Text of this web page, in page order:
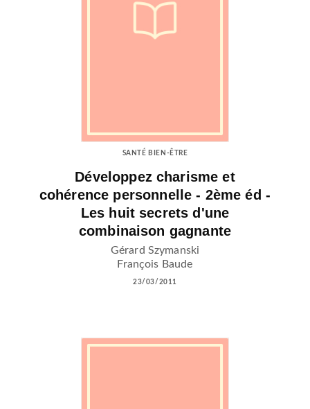
SANTÉ BIEN-ÊTRE
Développez charisme et
cohérence personnelle - 2ème éd -
Les huit secrets d'une
combinaison gagnante
Gérard Szymanski
François Baude
23/03/2011